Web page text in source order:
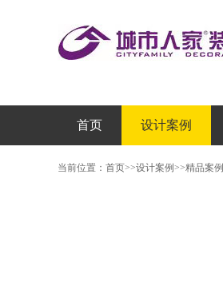
首页 设计案例
当前位置： 首页>>设计案例>>精品案例